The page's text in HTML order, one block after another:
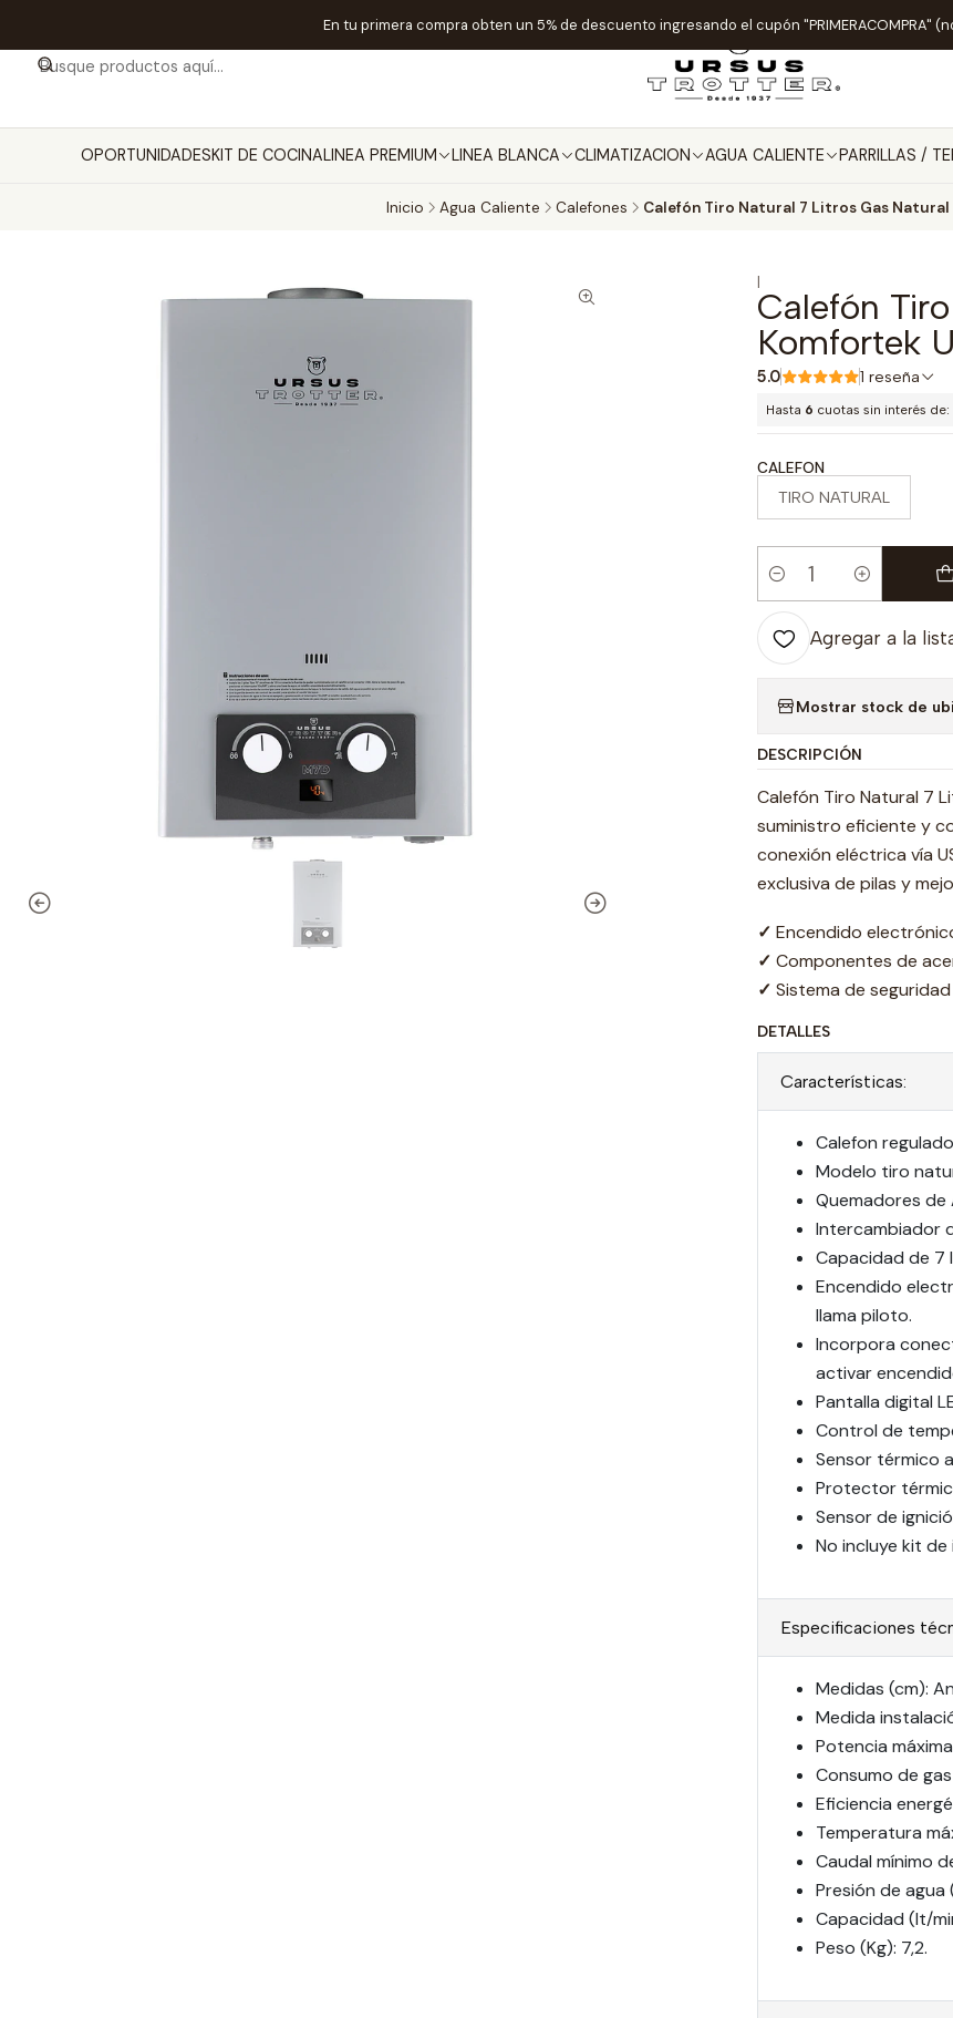
OPORTUNIDADESKIT DE COCINALINEA PREMIUM LINEA BLANCA CLIMATIZACION AGUA CALIENTE PARRILLAS /
En tu primera compra obten un 5% de descuento ingresando el cupón "PRIMERACOMPRA"
Inicio Agua Caliente Calefones Calefón Tiro Natural 7 Litros Gas
|
Calefón
Komfortek
5.0 1 reseña
Hasta 6 cuotas sin interés de:
CALEFON
TIRO NATURAL
Cantidad
Agregar a la
Mostrar stock de
DESCRIPCIÓN
Calefón Tiro Natural 7
suministro eficiente y
conexión eléctrica vía
exclusiva de pilas y
✓ Encendido
✓ Componentes de
✓ Sistema de
DETALLES
Características:
Calefon
Modelo tiro
Quemadores de
Intercambiador
Capacidad de 7
Encendido
llama piloto.
Incorpora
activar
Pantalla digital
Control de
Sensor térmico
Protector
Sensor de
No incluye kit de
Especificaciones
Medidas (cm):
Medida
Potencia
Consumo de gas
Eficiencia
Temperatura
Caudal mínimo
Presión de agua
Capacidad (lt/
Peso (Kg): 7,2.